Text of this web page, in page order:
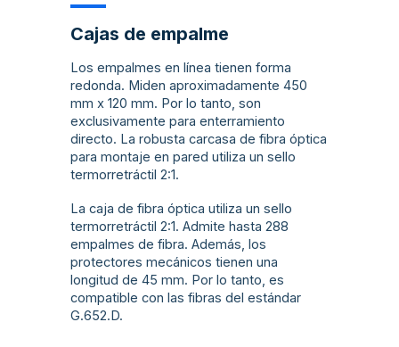
Cajas de empalme
Los empalmes en línea tienen forma
redonda. Miden aproximadamente 450
mm x 120 mm. Por lo tanto, son
exclusivamente para enterramiento
directo. La robusta carcasa de fibra óptica
para montaje en pared utiliza un sello
termorretráctil 2:1.
La caja de fibra óptica utiliza un sello
termorretráctil 2:1. Admite hasta 288
empalmes de fibra. Además, los
protectores mecánicos tienen una
longitud de 45 mm. Por lo tanto, es
compatible con las fibras del estándar
G.652.D.